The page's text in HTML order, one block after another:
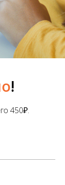
!
450₽.